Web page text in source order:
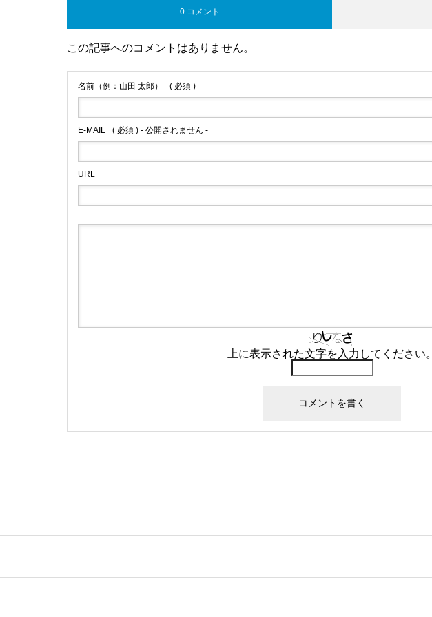
0 コメント
この記事へのコメントはありません。
名前（例：山田 太郎） ( 必須 )
E-MAIL ( 必須 ) - 公開されません -
URL
上に表示された文字を入力してください。